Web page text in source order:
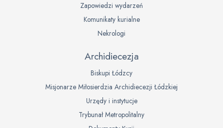
Zapowiedzi wydarzeń
Komunikaty kurialne
Nekrologi
Archidiecezja
Biskupi Łódzcy
Misjonarze Miłosierdzia Archidiecezji Łódzkiej
Urzędy i instytucje
Trybunał Metropolitalny